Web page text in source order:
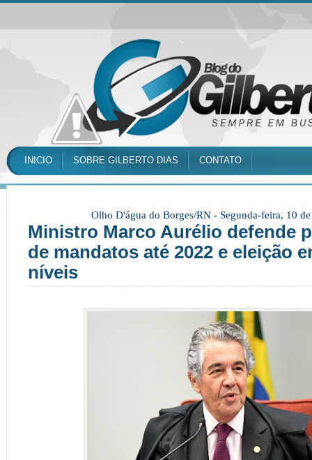
INICIO SOBRE GILBERTO DIAS CONTATO
Olho D'água do Borges/RN - Segunda-feira, 10
Ministro Marco Aurélio defende
de mandatos até 2022 e eleição
níveis